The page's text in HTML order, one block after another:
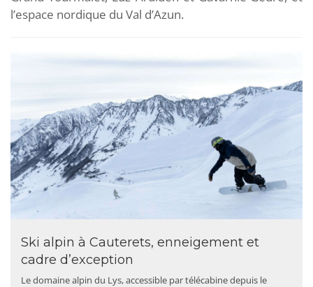
l’espace nordique du Val d’Azun.
Ski alpin à Cauterets, enneigement et
cadre d’exception
Le domaine alpin du Lys, accessible par télécabine depuis le